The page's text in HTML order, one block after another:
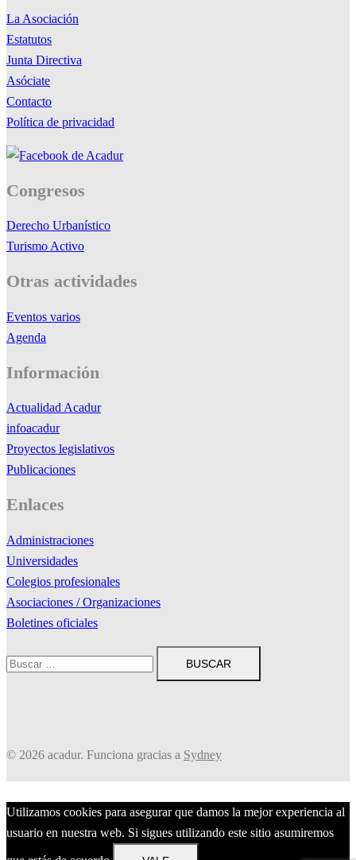
La Asociación
Estatutos
Junta Directiva
Asóciate
Contacto
Política de privacidad
Congresos
Derecho Urbanístico
Turismo Activo
Otras actividades
Eventos varios
Agenda
Información
Actualidad Acadur
infoacadur
Proyectos legislativos
Publicaciones
Enlaces
Administraciones
Universidades
Colegios profesionales
Asociaciones / Organizaciones
Boletines oficiales
Buscar:
© 2026 acadur. Funciona gracias a Sydney
Utilizamos cookies para asegurar que damos la mejor experiencia al
usuario en nuestra web. Si sigues utilizando este sitio asumiremos